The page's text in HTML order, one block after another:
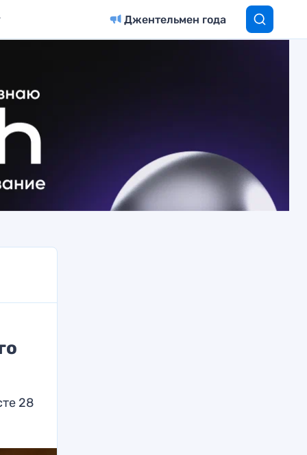
Джентельмен года
28